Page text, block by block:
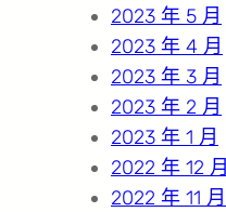
2023 年 5 月
2023 年 4 月
2023 年 3 月
2023 年 2 月
2023 年 1 月
2022 年 12 月
2022 年 11 月